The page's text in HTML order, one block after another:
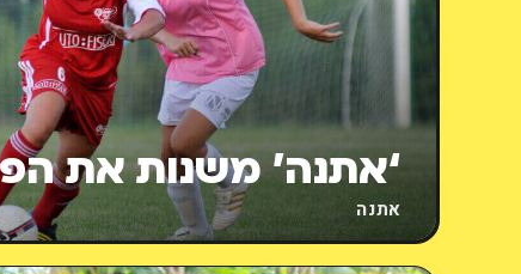
‘אתנה’ משנות את
אתנה